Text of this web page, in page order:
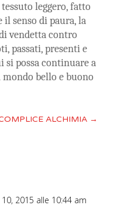
leggero, fatto
il senso di paura, la
vendetta contro
passati, presenti e
possa continuare a
bello e buono
ALCHIMIA →
2015 alle 10:44 am